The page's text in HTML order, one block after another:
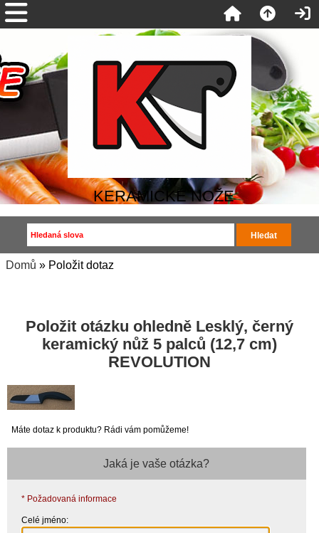
KERAMICKÉ NOŽE
Domů » Položit dotaz
Položit otázku ohledně Lesklý, černý
keramický nůž 5 palců (12,7 cm)
REVOLUTION
Máte dotaz k produktu? Rádi vám pomůžeme!
Jaká je vaše otázka?
* Požadovaná informace
Celé jméno: